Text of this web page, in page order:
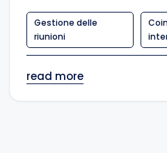
Gestione delle
riunioni
read more